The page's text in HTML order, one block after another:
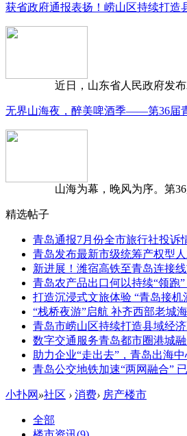
获省政府通报表扬！崂山区持续打造
近日，山东省人民政府发布
无界山海夜，醉美啤酒季——第36届
山海为幕，晚风为序。第36
精选帖子
青岛通报7月份全市旅行社投诉
青岛发布最新市级统筹产权型
新进展！潍宿高铁至青岛连接
青岛农产品出口何以持续“领跑”
打造沉浸式文旅体验 “青岛接机
“栈桥夜游”启航 补齐西部老城
青岛市崂山区持续打造县域经
数字交通服务青岛都市圈港城
助力企业“走出去”，青岛出海
青岛公交地铁加速“两网融合”
小扑网 »社区 › 消费› 房产楼市
全部